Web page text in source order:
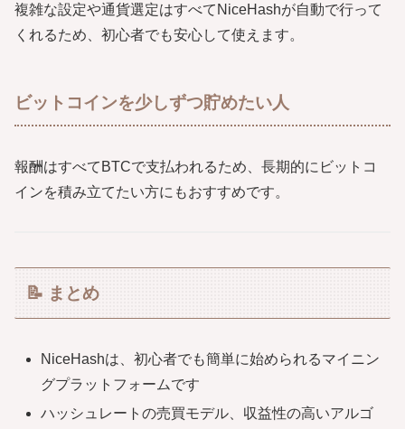
複雑な設定や通貨選定はすべてNiceHashが自動で行って
くれるため、初心者でも安心して使えます。
ビットコインを少しずつ貯めたい人
報酬はすべてBTCで支払われるため、長期的にビットコ
インを積み立てたい方にもおすすめです。
📝 まとめ
NiceHashは、初心者でも簡単に始められるマイニン
グプラットフォームです
ハッシュレートの売買モデル、収益性の高いアルゴ